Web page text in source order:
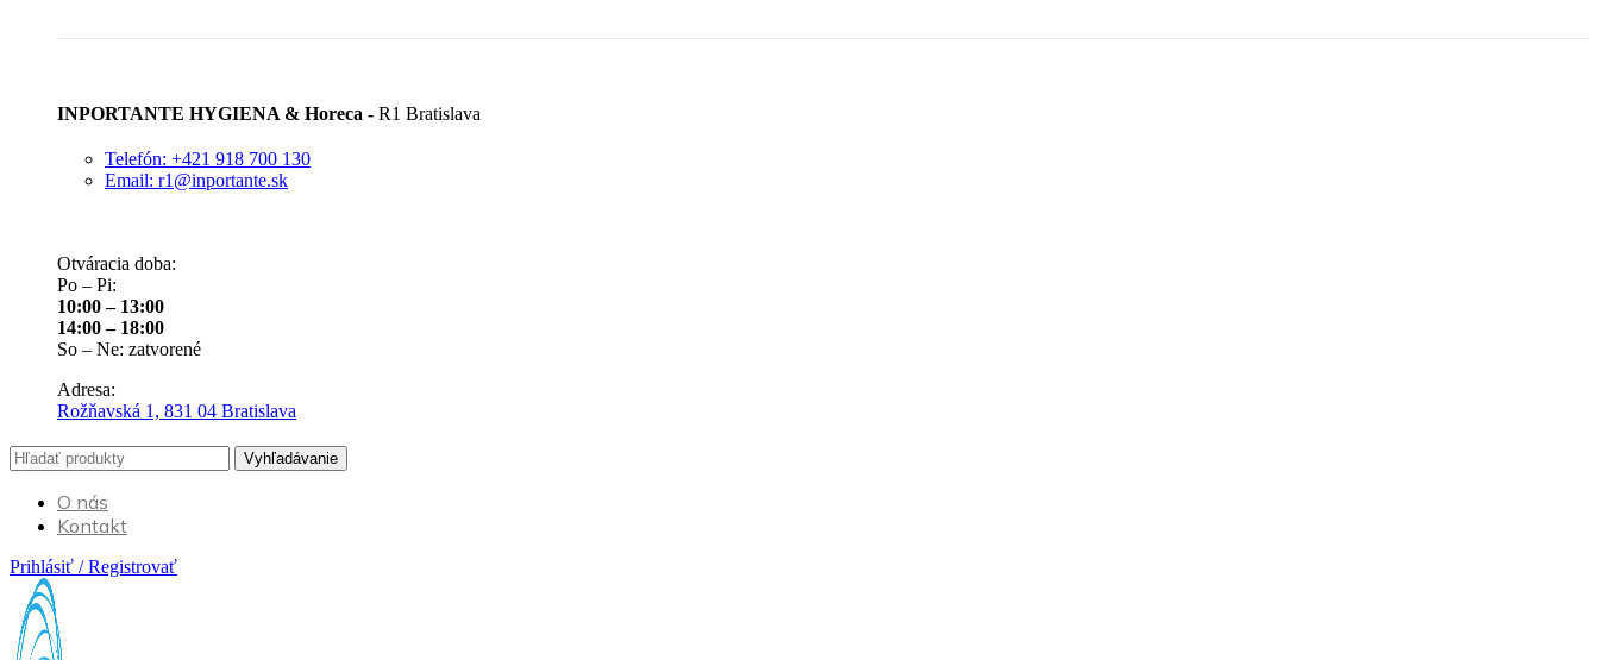
INPORTANTE HYGIENA & Horeca - R1 Bratislava
Telefón: +421 918 700 130
Email: r1@inportante.sk
Otváracia doba:
Po – Pi:
10:00 – 13:00
14:00 – 18:00
So – Ne: zatvorené
Adresa:
Rožňavská 1, 831 04 Bratislava
Vyhľadávanie
O nás
Kontakt
Prihlásiť / Registrovať